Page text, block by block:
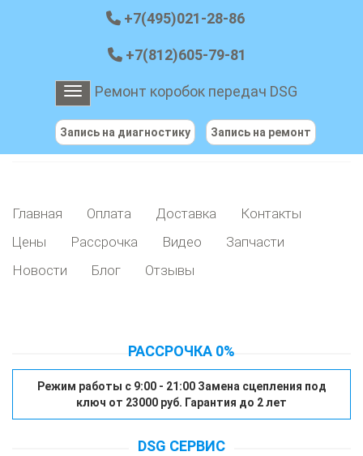
+7(495)021-28-86
+7(812)605-79-81
Toggle navigation
Ремонт коробок передач DSG
Запись на диагностику Запись на ремонт
Главная Оплата Доставка
Контакты
Цены
Рассрочка Видео
Запчасти
Новости
Блог Отзывы
РАССРОЧКА 0%
Режим работы с 9:00 - 21:00 Замена сцепления под
ключ от 23000 руб. Гарантия до 2 лет
DSG СЕРВИС